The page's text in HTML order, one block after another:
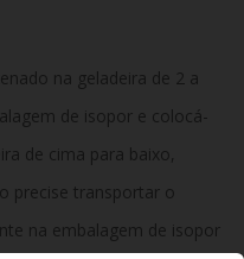
na geladeira de 2 a
de isopor e colocá-
de cima para baixo,
precise transportar o
na embalagem de isopor